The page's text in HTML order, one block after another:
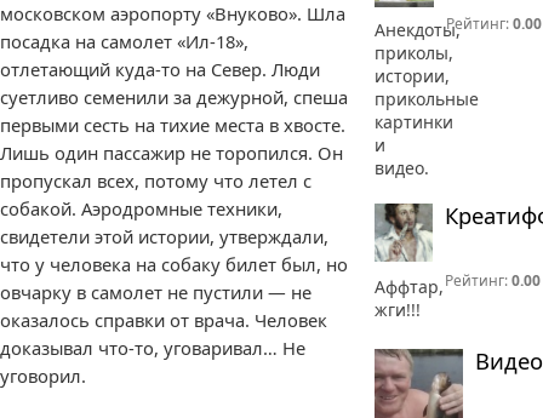
московском аэропорту «Внуково». Шла
посадка на самолет «Ил-18»,
отлетающий куда-то на Север. Люди
суетливо семенили за дежурной, спеша
первыми сесть на тихие места в хвосте.
Лишь один пассажир не торопился. Он
пропускал всех, потому что летел с
собакой. Аэродромные техники,
свидетели этой истории, утверждали,
что у человека на собаку билет был, но
овчарку в самолет не пустили — не
оказалось справки от врача. Человек
доказывал что-то, уговаривал… Не
уговорил.
Анекдоты,
приколы,
истории,
прикольные
картинки
и
видео.
Рейтинг:0.00
Аффтар,
жги!!!
Рейтинг:0.00
Видео